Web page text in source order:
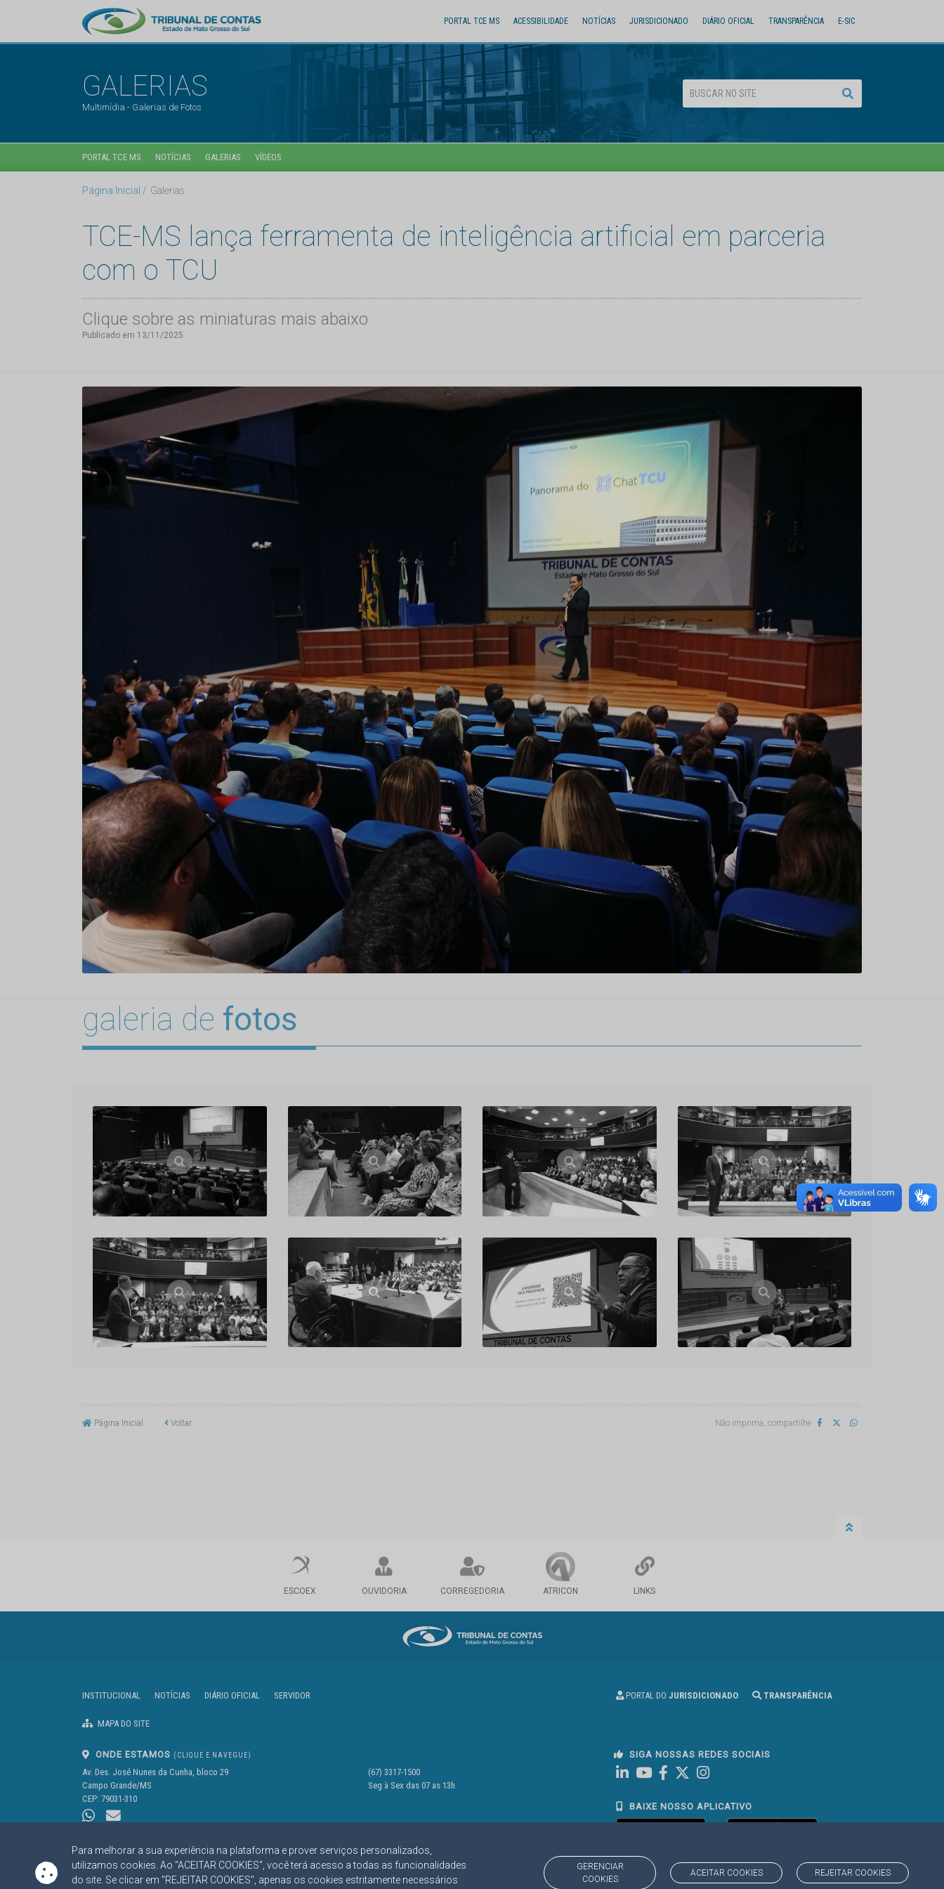
Para melhorar a sua experiência na plataforma e prover serviços personalizados,
utilizamos cookies. Ao "ACEITAR COOKIES", você terá acesso a todas as funcionalidades
do site. Se clicar em "REJEITAR COOKIES", apenas os cookies estritamente necessários
GERENCIAR
COOKIES
ACEITAR COOKIES REJEITAR COOKIES
PORTAL TCE MS ACESSIBILIDADE NOTÍCIAS JURISDICIONADO DIÁRIO OFICIAL TRANSPARÊNCIA E-SIC
GALERIAS
Multimídia - Galerias de Fotos
PORTAL TCE MS NOTÍCIAS GALERIAS VÍDEOS
Página Inicial Galerias
TCE-MS lança ferramenta de inteligência artificial em parceria
com o TCU
Clique sobre as miniaturas mais abaixo
Publicado em 13/11/2025
galeria de fotos
Página Inicial Voltar Não imprima, compartilhe
ESCOEX OUVIDORIA CORREGEDORIA ATRICON LINKS
INSTITUCIONAL NOTÍCIAS DIÁRIO OFICIAL SERVIDOR PORTAL DO JURISDICIONADO TRANSPARÊNCIA
MAPA DO SITE
ONDE ESTAMOS (CLIQUE E NAVEGUE)
Av. Des. José Nunes da Cunha, bloco 29
Campo Grande/MS
CEP: 79031-310
(67) 3317-1500
Seg à Sex das 07 as 13h
SIGA NOSSAS REDES SOCIAIS
Linked In
Youtube
FacebookInstagram
BAIXE NOSSO APLICATIVO